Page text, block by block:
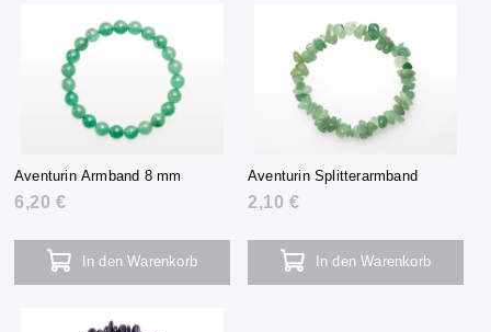
Aventurin Armband 8 mm
6,20 €
In den Warenkorb
Aventurin Splitterarmband
2,10 €
In den Warenkorb